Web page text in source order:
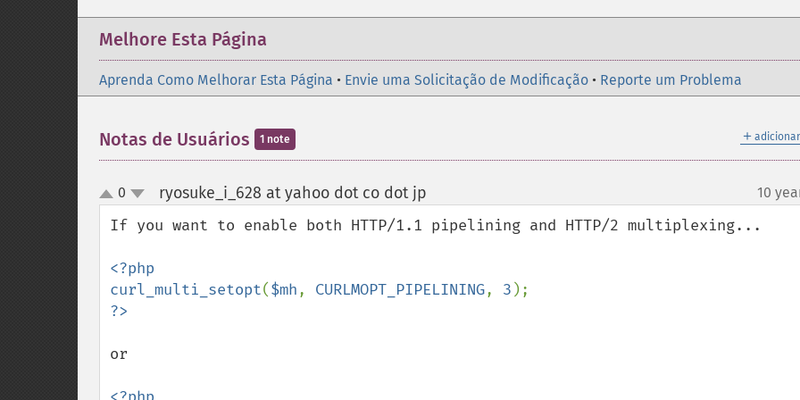
Melhore Esta Página
Aprenda Como Melhorar Esta Página • Envie uma Solicitação de Modificação • Reporte um Problema
＋
Notas de Usuários 1 note
up
down
0 ryosuke_i_628 at yahoo dot co dot jp 10
If you want to enable both HTTP/1.1 pipelining and HTTP/2 multiplexing...
<?php
curl_multi_setopt($mh, CURLMOPT_PIPELINING, 3
or